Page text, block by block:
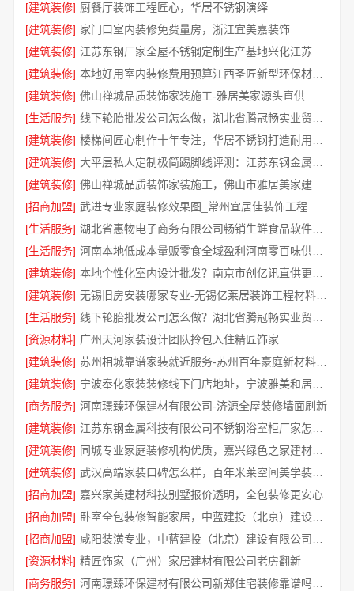
[建筑装修] 厨餐厅装饰工程匠心，华居不锈钢演绎
[建筑装修] 家门口室内装修免费量房，浙江宜美嘉装饰
[建筑装修]
江苏东钢厂家全屋不锈钢定制生产基地兴化江苏东钢金属科技有限公司
[建筑装修]
本地好用室内装修费用预算江西圣匠新型环保材料有限公司
[建筑装修] 佛山禅城品质装饰家装施工-雅居美家源头直供
[生活服务]
[建筑装修]
[建筑装修]
[建筑装修]
佛山禅城品质装饰家装施工，佛山市雅居美家建筑装饰工程有限公司
[招商加盟]
武进专业家庭装修效果图_常州宜居佳装饰工程有限公司
[生活服务]
湖北省惠物电子商务有限公司畅销生鲜食品软件功能解析
[生活服务]
河南本地低成本量贩零食全域盈利河南零百味供应链有限公司
[建筑装修]
[建筑装修]
无锡旧房安装哪家专业-无锡亿莱居装饰工程材料有限公司
[生活服务]
[资源材料] 广州天河家装设计团队拎包入住精匠饰家
[建筑装修]
苏州相城靠谱家装就近服务-苏州百年豪庭新材料有限公司
[建筑装修]
[商务服务] 河南璟臻环保建材有限公司-济源全屋装修墙面刷新
[建筑装修]
[建筑装修]
同城专业家庭装修机构优质，嘉兴绿色之家建材科技有限公司
[建筑装修]
武汉高端家装口碑怎么样，百年米莱空间美学装饰公司品质见证
[招商加盟] 嘉兴家美建材科技别墅报价透明，全包装修更安心
[招商加盟]
卧室全包装修智能家居，中蓝建投（北京）建设有限公司武功分公司贴心服务
[招商加盟]
[资源材料] 精匠饰家（广州）家居建材有限公司老房翻新
[商务服务]